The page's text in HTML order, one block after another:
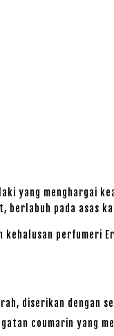
yang menghargai
berlabuh pada asas
perfumeri
diserikan dengan
coumarin yang